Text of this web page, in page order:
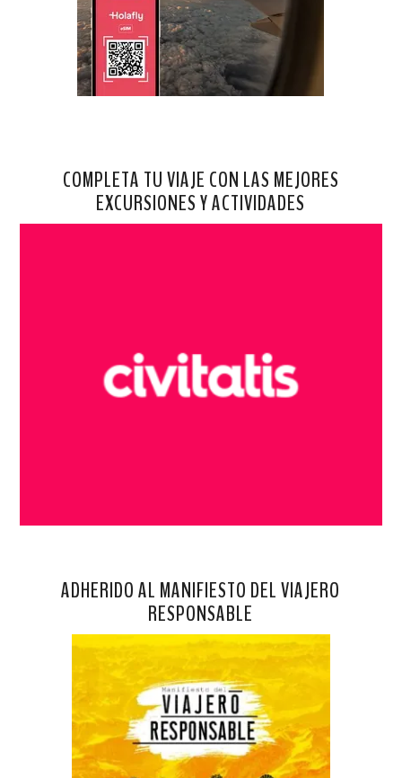
COMPLETA TU VIAJE CON LAS MEJORES
EXCURSIONES Y ACTIVIDADES
ADHERIDO AL MANIFIESTO DEL VIAJERO
RESPONSABLE